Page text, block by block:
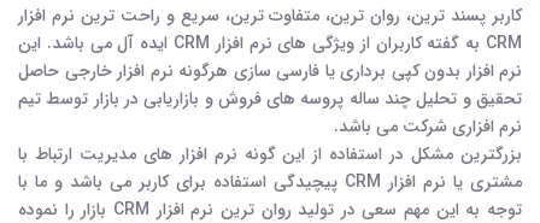
کاربر پسند ترین، روان ترین، متفاوت ترین، سریع و راحت ترین نرم افزار
CRM به گفته کاربران از ویژگی های نرم افزار CRM ایده آل می باشد. این
نرم افزار بدون کپی برداری یا فارسی سازی هرگونه نرم افزار خارجی حاصل
تحقیق و تحلیل چند ساله پروسه های فروش و بازاریابی در بازار توسط تیم
نرم افزاری شرکت می باشد.
بزرگترین مشکل در استفاده از این گونه نرم افزار های مدیریت ارتباط با
مشتری یا نرم افزار CRM پیچیدگی استفاده برای کاربر می باشد و ما با
توجه به این مهم سعی در تولید روان ترین نرم افزار CRM بازار را نموده